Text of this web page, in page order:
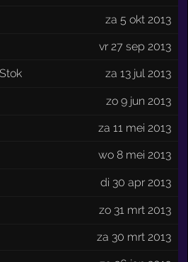
za 5 okt 2013
vr 27 sep 2013
za 13 jul 2013
zo 9 jun 2013
za 11 mei 2013
wo 8 mei 2013
di 30 apr 2013
zo 31 mrt 2013
za 30 mrt 2013